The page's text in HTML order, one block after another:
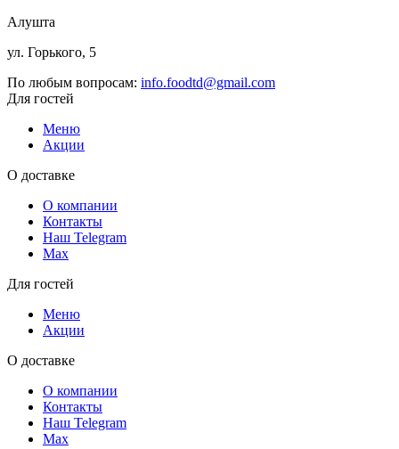
Алушта
ул. Горького, 5
По любым вопросам: info.foodtd@gmail.com
Для гостей
Меню
Акции
О доставке
О компании
Контакты
Наш Telegram
Мах
Для гостей
Меню
Акции
О доставке
О компании
Контакты
Наш Telegram
Мах